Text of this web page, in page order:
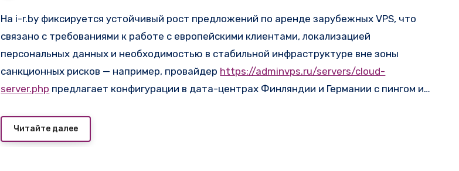
На i-r.by фиксируется устойчивый рост предложений по аренде зарубежных VPS, что
связано с требованиями к работе с европейскими клиентами, локализацией
персональных данных и необходимостью в стабильной инфраструктуре вне зоны
санкционных рисков — например, провайдер https://adminvps.ru/servers/cloud-
server.php предлагает конфигурации в дата-центрах Финляндии и Германии с пингом из
актуальные объявления по европейским локациям, где инфраструктура операторов
(Hetzner Cloud, UpCloud, Ficolo) обеспечивает высокую отказоустойчивость и
Читайте далее